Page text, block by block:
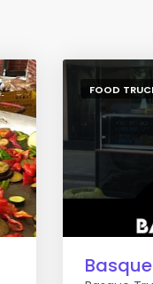
FOOD